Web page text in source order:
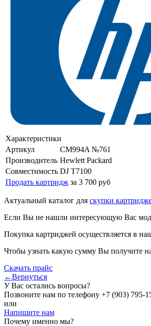
Характеристики
Артикул
CM994A №761
Производитель Hewlett Packard
Совместимость DJ T7100
Продать картридж за 3 700 руб
Актуальный каталог для скупки
Если Вы не нашли интересующую Вас
Покупка картриджей осуществляется в
Чтобы узнать какую сумму Вы получите
Скачать прайс
←Вернуться
У Вас остались вопросы?
Позвоните нам по телефону +7 (903) 795-
или
Напишите нам
Почему именно мы?